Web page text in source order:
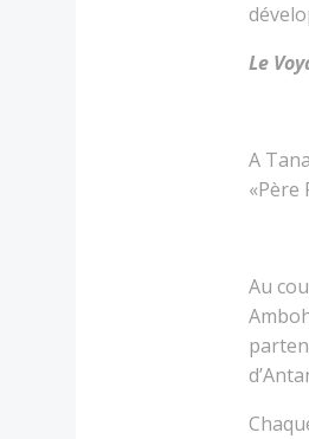
Le
A
«Père
Au